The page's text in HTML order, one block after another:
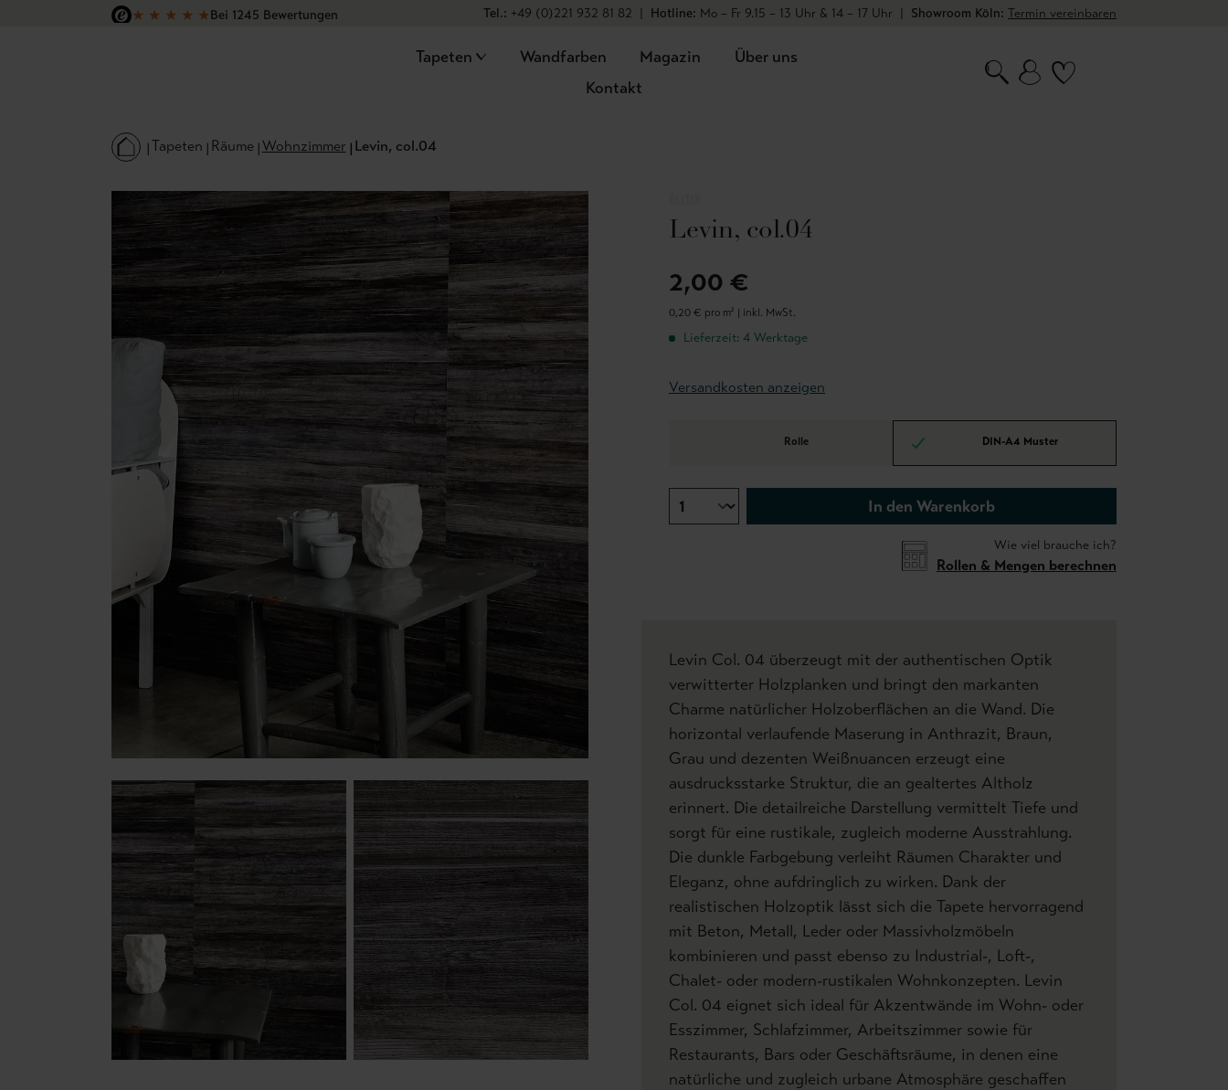
Hauptinhalt springen
Zur Suche springen
Zur Hauptnavigation springen
★ ★ ★ ★ ★Bei 1245 Bewertungen
Tel.: +49 (0)221 932 81 82 | Hotline: Mo – Fr 9.15 – 13 Uhr & 14 – 17 Uhr | Showroom Köln: Termin vereinbaren
Tapeten Wandfarben Magazin
Über uns
Kontakt
Tapeten Räume Wohnzimmer Levin, col.04
Levin, col.04
2,00 €
0,20 € pro m² | inkl. MwSt.
Lieferzeit: 4 Werktage
Versandkosten anzeigen
Rolle DIN-A4 Muster
In den Warenkorb
Wie viel brauche ich?
Rollen & Mengen berechnen
Levin Col. 04 überzeugt mit der authentischen Optik
verwitterter Holzplanken und bringt den markanten
Charme natürlicher Holzoberflächen an die Wand. Die
horizontal verlaufende Maserung in Anthrazit, Braun,
Grau und dezenten Weißnuancen erzeugt eine
ausdrucksstarke Struktur, die an gealtertes Altholz
erinnert. Die detailreiche Darstellung vermittelt Tiefe und
sorgt für eine rustikale, zugleich moderne Ausstrahlung.
Die dunkle Farbgebung verleiht Räumen Charakter und
Eleganz, ohne aufdringlich zu wirken. Dank der
realistischen Holzoptik lässt sich die Tapete hervorragend
mit Beton, Metall, Leder oder Massivholzmöbeln
kombinieren und passt ebenso zu Industrial-, Loft-,
Chalet- oder modern-rustikalen Wohnkonzepten. Levin
Col. 04 eignet sich ideal für Akzentwände im Wohn- oder
Esszimmer, Schlafzimmer, Arbeitszimmer sowie für
Restaurants, Bars oder Geschäftsräume, in denen eine
natürliche und zugleich urbane Atmosphäre geschaffen